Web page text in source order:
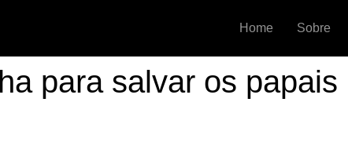
Home Sobre
para salvar os papais